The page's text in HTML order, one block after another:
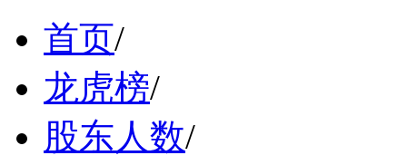
首页/
龙虎榜/
股东人数/